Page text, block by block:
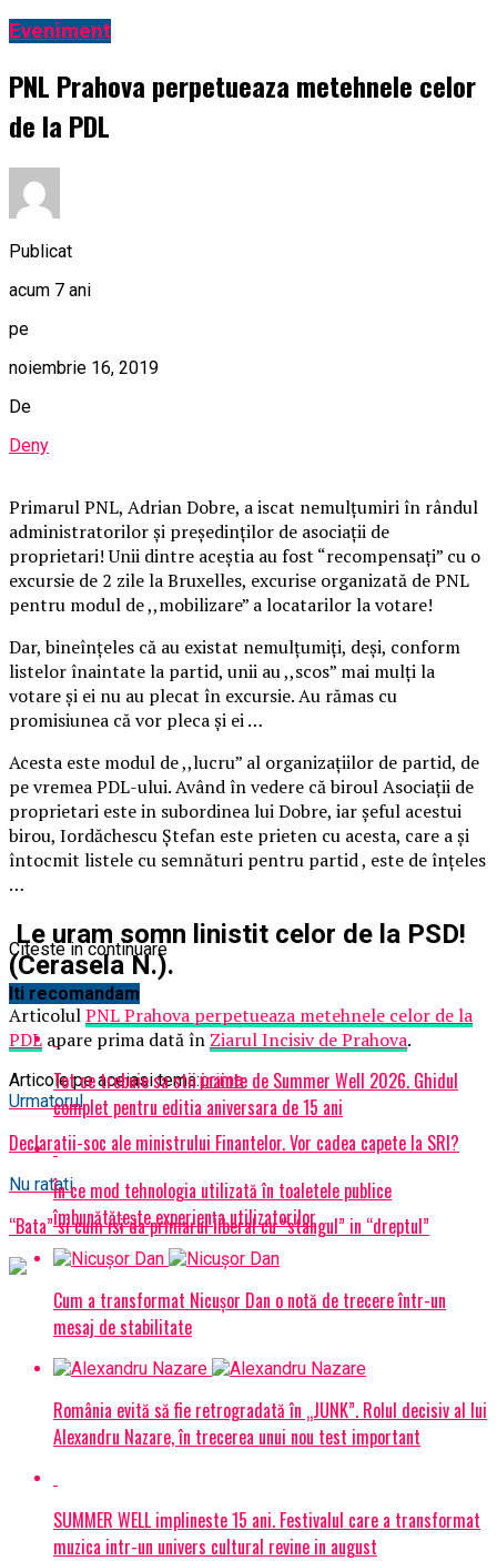
Eveniment
PNL Prahova perpetueaza metehnele celor
de la PDL
Publicat
acum 7 ani
pe
noiembrie 16, 2019
De
Deny
Primarul PNL, Adrian Dobre, a iscat nemulțumiri în rândul
administratorilor și președinților de asociații de
proprietari! Unii dintre aceștia au fost “recompensați” cu o
excursie de 2 zile la Bruxelles, excurise organizată de PNL
pentru modul de ,,mobilizare” a locatarilor la votare!
Dar, bineînțeles că au existat nemulțumiți, deși, conform
listelor înaintate la partid, unii au ,,scos” mai mulți la
votare și ei nu au plecat în excursie. Au rămas cu
promisiunea că vor pleca și ei …
Acesta este modul de ,,lucru” al organizațiilor de partid, de
pe vremea PDL-ului. Având în vedere că biroul Asociații de
proprietari este in subordinea lui Dobre, iar șeful acestui
birou, Iordăchescu Ștefan este prieten cu acesta, care a și
întocmit listele cu semnături pentru partid , este de înțeles
…
Le uram somn linistit celor de la PSD!
(Cerasela N.).
ArticolulPNL Prahova perpetueaza metehnele celor de la
PDL apare prima dată în Ziarul Incisiv de Prahova.
Articole pe aceiasi tema:prima
Urmatorul
Declaratii-soc ale ministrului Finantelor. Vor cadea capete la SRI?
Nu ratati
“Bata” si cum isi da primarul liberal cu “stangul” in “dreptul”
Citeste in continuare
Iti recomandam
Tot ce trebuie sa stii inainte de Summer Well 2026. Ghidul
complet pentru editia aniversara de 15 ani
În ce mod tehnologia utilizată în toaletele publice
îmbunătățește experiența utilizatorilor
Cum a transformat Nicușor Dan o notă de trecere într-un
mesaj de stabilitate
România evită să fie retrogradată în „JUNK”. Rolul decisiv al lui
Alexandru Nazare, în trecerea unui nou test important
SUMMER WELL implineste 15 ani. Festivalul care a transformat
muzica intr-un univers cultural revine in august